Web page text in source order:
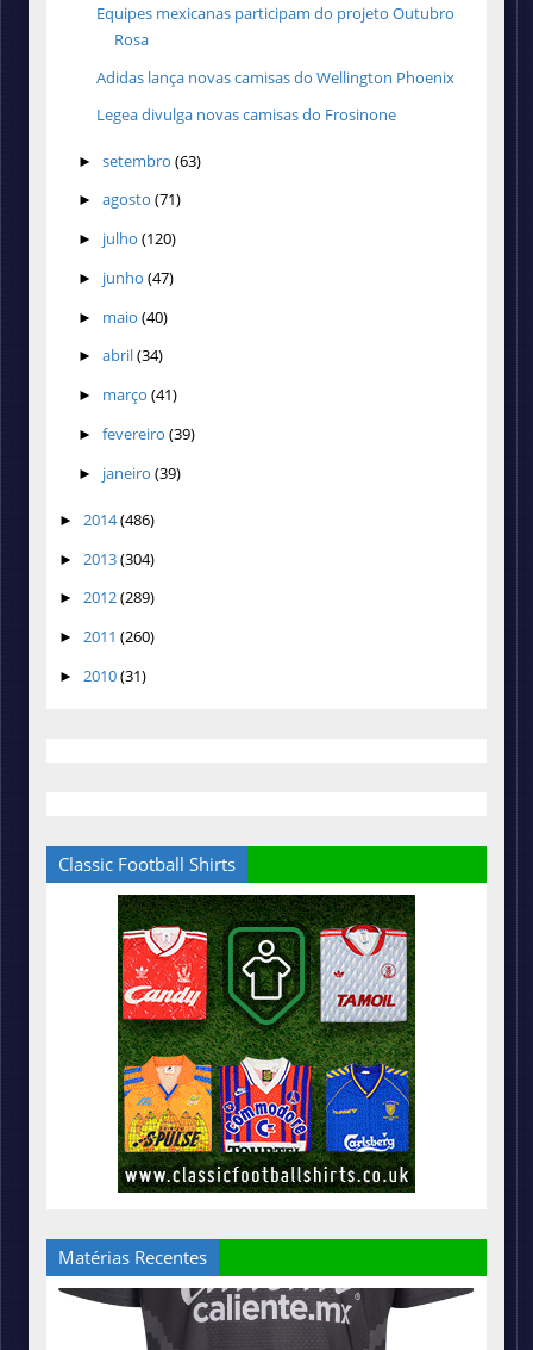
Equipes mexicanas participam do projeto Outubro
Rosa
Adidas lança novas camisas do Wellington Phoenix
Legea divulga novas camisas do Frosinone
► setembro (63)
► agosto (71)
► julho (120)
► junho (47)
► maio (40)
► abril(34)
► março (41)
► fevereiro (39)
► janeiro (39)
► 2014(486)
► 2013(304)
► 2012(289)
► 2011 (260)
► 2010(31)
Classic Football Shirts
Matérias Recentes